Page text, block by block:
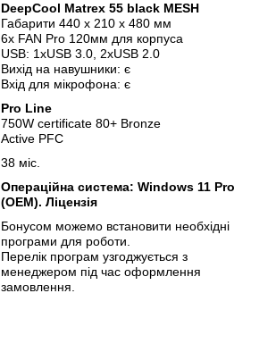
DeepCool Matrex 55 black MESH
Габарити 440 x 210 x 480 мм
6х FAN Pro 120мм для корпуса
USB: 1xUSB 3.0, 2xUSB 2.0
Вихід на навушники: є
Вхід для мікрофона: є
Pro Line
750W certificate 80+ Bronze
Active PFC
38 міс.
Операційна система: Windows 11 Pro
(OEM). Ліцензія
Бонусом можемо встановити необхідні
програми для роботи.
Перелік програм узгоджується з
менеджером під час оформлення
замовлення.